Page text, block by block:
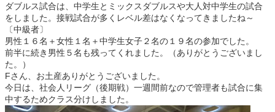
ダブルス試合は、中学生とミックスダブルスや大人対中学生の試合
をしました。接戦試合が多くレベル差はなくなってきましたね～
〔中級者〕
男性１６名＋女性１名＋中学生女子２名の１９名の参加でした。
前半に続き男性５名も残ってくれました。（ありがとうございまし
た。）
Fさん、お土産ありがとうございました。
今日は、社会人リーグ（後期戦）一週間前なので管理者も試合に集
中するためクラス分けしました。